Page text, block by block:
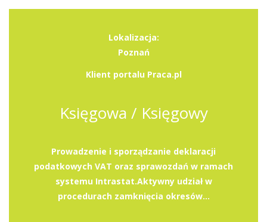
Lokalizacja:
Poznań
Klient portalu Praca.pl
Księgowa / Księgowy
Prowadzenie i sporządzanie deklaracji
podatkowych VAT oraz sprawozdań w ramach
systemu Intrastat.Aktywny udział w
procedurach zamknięcia okresów...